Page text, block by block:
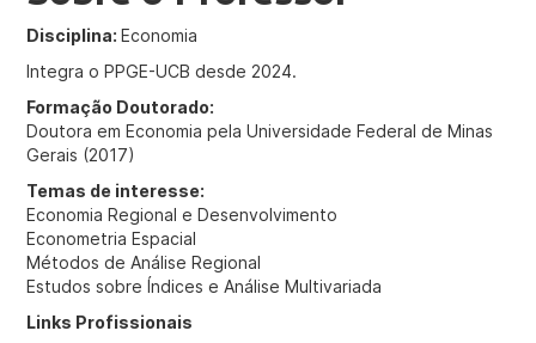
Disciplina:Economia
Integra o PPGE-UCB desde 2024.
Formação Doutorado:
Doutora em Economia pela Universidade Federal de Minas
Gerais (2017)
Temas de interesse:
Economia Regional e Desenvolvimento
Econometria Espacial
Métodos de Análise Regional
Estudos sobre Índices e Análise Multivariada
Links Profissionais